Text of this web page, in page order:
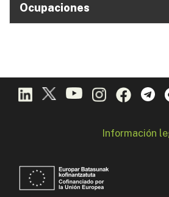
Ocupaciones
Información